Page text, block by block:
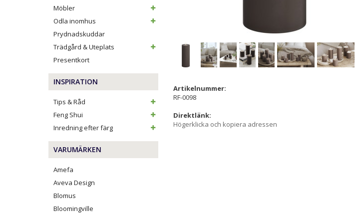
Möbler
Odla inomhus
Prydnadskuddar
Trädgård & Uteplats
Presentkort
INSPIRATION
Tips & Råd
Feng Shui
Inredning efter färg
VARUMÄRKEN
Amefa
Aveva Design
Blomus
Bloomingville
Artikelnummer:
RF-0098
Direktlänk:
Högerklicka och kopiera adressen